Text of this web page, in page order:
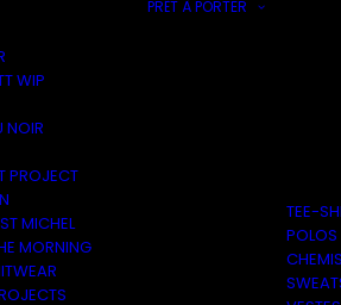
WIP
NOIR
PROJECT
MICHEL
MORNING
PRÊT À PORTER
TEE-
POLOS